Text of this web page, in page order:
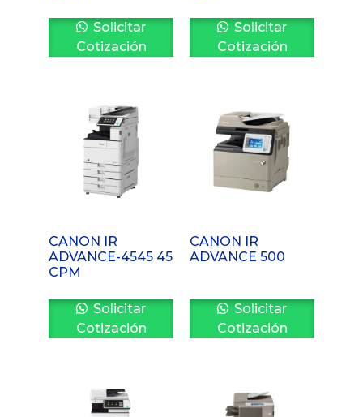
Solicitar
Cotización
Solicitar
Cotización
CANON IR
ADVANCE-4545 45
CPM
Solicitar
Cotización
CANON IR
ADVANCE 500
Solicitar
Cotización